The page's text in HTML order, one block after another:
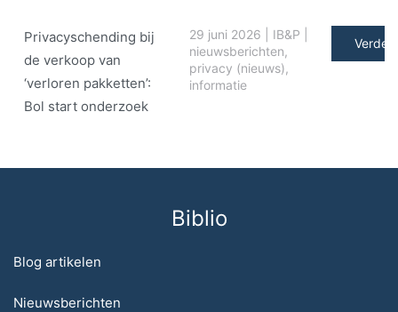
Privacyschending bij
de verkoop van
‘verloren pakketten’:
Bol start onderzoek
29 juni 2026 IB&P
nieuwsberichten,
privacy (nieuws),
informatie
Verder
Biblio
Blog artikelen
Nieuwsberichten